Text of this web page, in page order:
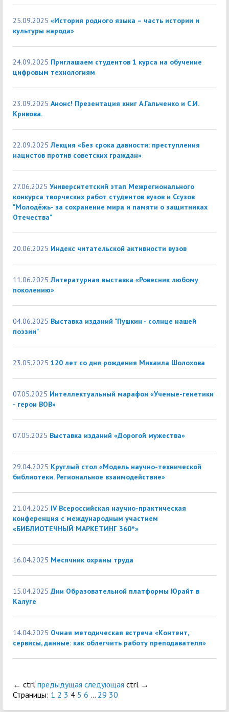
25.09.2025 «История родного языка – часть истории и
культуры народа»
24.09.2025 Приглашаем студентов 1 курса на обучение
цифровым технологиям
23.09.2025 Анонс! Презентация книг А.Гальченко и С.И.
Кривова.
22.09.2025 Лекция «Без срока давности: преступления
нацистов против советских граждан»
27.06.2025 Университетский этап Межрегионального
конкурса творческих работ студентов вузов и Ссузов
"Молодёжь- за сохранение мира и памяти о защитниках
Отечества"
20.06.2025 Индекс читательской активности вузов
11.06.2025 Литературная выставка «Ровесник любому
поколению»
04.06.2025 Выставка изданий "Пушкин - солнце нашей
поэзии"
23.05.2025 120 лет со дня рождения Михаила Шолохова
07.05.2025 Интеллектуальный марафон «Ученые-генетики
- герои ВОВ»
07.05.2025 Выставка изданий «Дорогой мужества»
29.04.2025 Круглый стол «Модель научно-технической
библиотеки. Региональное взаимодействие»
21.04.2025 IV Всероссийская научно-практическая
конференция с международным участием
«БИБЛИОТЕЧНЫЙ МАРКЕТИНГ 360°»
16.04.2025 Месячник охраны труда
15.04.2025 Дни Образовательной платформы Юрайт в
Калуге
14.04.2025 Очная методическая встреча «Контент,
сервисы, данные: как облегчить работу преподавателя»
← ctrl предыдущая следующая ctrl →
Страницы: 1 2 3 4 5 6 ... 29 30